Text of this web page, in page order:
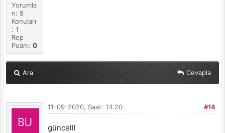
Yorumla
rı: 8
Konuları
: 1
Rep
Puanı:0
Ara Cevapla
#14
11-09-2020, Saat: 14:20
güncelll